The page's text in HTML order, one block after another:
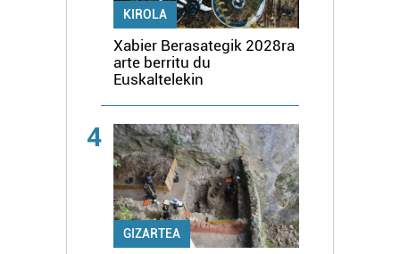
KIROLA
Xabier Berasategik 2028ra
arte berritu du
Euskaltelekin
4
GIZARTEA